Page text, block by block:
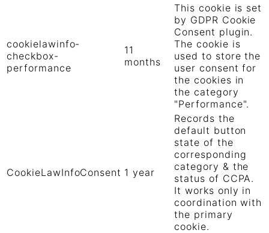
cookielawinfo-
checkbox-
performance
11
months
This cookie is set
by GDPR Cookie
Consent plugin.
The cookie is
used to store the
user consent for
the cookies in
the category
"Performance".
CookieLawInfoConsent 1 year
Records the
default button
state of the
corresponding
category & the
status of CCPA.
It works only in
coordination with
the primary
cookie.